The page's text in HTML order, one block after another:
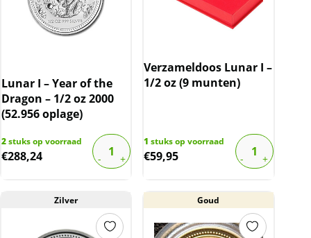
Lunar I – Year of the
Dragon – 1/2 oz 2000
(52.956 oplage)
2stuks op voorraad
€288,24
Verzameldoos Lunar I –
1/2 oz (9 munten)
1 stuks op voorraad
€59,95
Zilver Goud